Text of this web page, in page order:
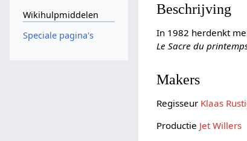
Beschrijving
In 1982 herdenkt
Le Sacre du
Makers
Regisseur Klaas
Productie Jet Willers
Wikihulpmiddelen
Speciale pagina's